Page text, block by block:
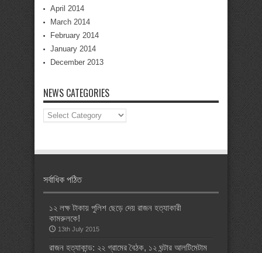
April 2014
March 2014
February 2014
January 2014
December 2013
NEWS CATEGORIES
News
Categories
সর্বাধিক পঠিত
১২ লক্ষ টাকায় পুলিশ ছেড়ে দেয় রাজন হত্যাকারী
কামরুলকে!
13th July 2015
রাজন হত্যাকান্ড: ২২ গ্রামের বৈঠক, ১২ ঘন্টার আলটিমেটাম